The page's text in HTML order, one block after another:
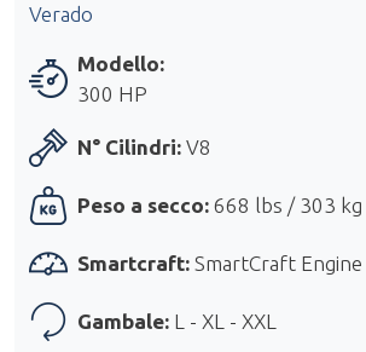
Verado
Modello:
300 HP
N° Cilindri: V8
Peso a secco: 668 lbs / 303 kg
Smartcraft: SmartCraft Engine
Gambale: L - XL - XXL